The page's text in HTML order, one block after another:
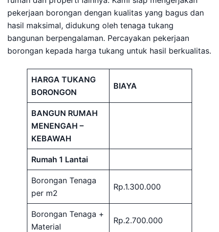
pekerjaan borongan dengan kualitas yang bagus dan
hasil maksimal, didukung oleh tenaga tukang
bangunan berpengalaman. Percayakan pekerjaan
borongan kepada harga tukang untuk hasil berkualitas.
HARGA TUKANG
BORONGON
BIAYA
BANGUN RUMAH
MENENGAH –
KEBAWAH
Rumah 1 Lantai
Borongan Tenaga
per m2
Rp.1.300.000
Borongan Tenaga +
Material
Rp.2.700.000